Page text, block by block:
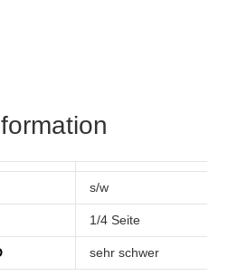
s/w
1/4 Seite
sehr schwer